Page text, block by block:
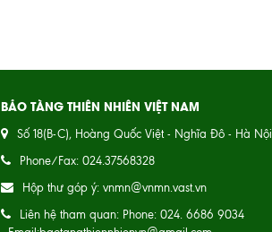
BẢO TÀNG THIÊN NHIÊN VIỆT NAM
Số 18(B-C), Hoàng Quốc Việt - Nghĩa Đô - Hà Nội
Phone/Fax: 024.37568328
Hộp thư góp ý: vnmn@vnmn.vast.vn
Liên hệ tham quan: Phone: 024. 6686 9034